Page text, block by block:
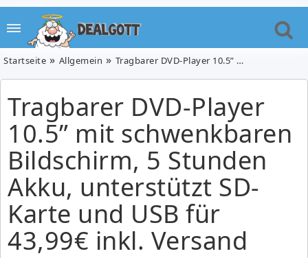
Startseite Allgemein Tragbarer DVD-Player 10.5” mit schwenkbaren Bildschirm, 5 Stunden Akku, unterstützt SD-Karte und USB für 43,99€ inkl. Versand
Tragbarer DVD-Player
10.5” mit schwenkbaren
Bildschirm, 5 Stunden
Akku, unterstützt SD-
Karte und USB für
43,99€ inkl. Versand